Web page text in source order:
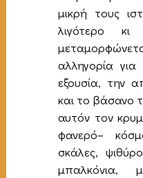
μικρή τους
λιγότερο
αλληγορία
εξουσία, την
και το βάσανο
αυτόν τον
φανερό–
σκάλες,
μπαλκόνια,